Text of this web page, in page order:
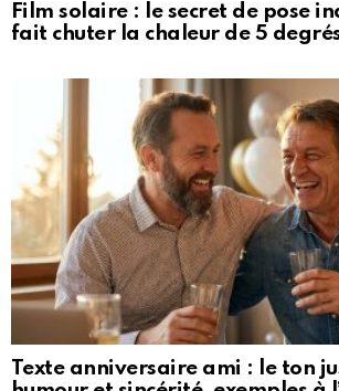
Film solaire : le secret de pose
fait chuter la chaleur de 5
Texte anniversaire ami : le ton